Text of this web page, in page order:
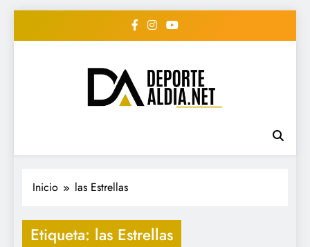
• DEPORTE AL DIA •
"Periodico Deportivo
Digital"
#deportealdiard #deportealdiaperiodico
Inicio las Estrellas
Etiqueta: las Estrellas